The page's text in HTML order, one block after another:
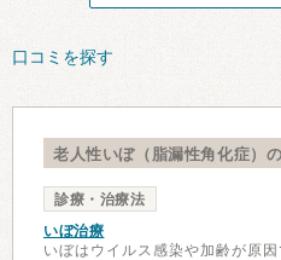
口コミを探す
老人性いぼ（脂漏性角化症）
診療・治療法
いぼ治療
いぼはウイルス感染や加齢が原